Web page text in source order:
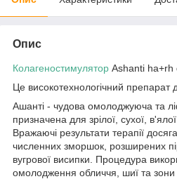
Опис
Колагеностимулятор Ashanti ha+rh
Це високотехнологічний препарат
Ашанті - чудова омолоджуюча та
призначена для зрілої, сухої,
Вражаючі результати терапії
численних зморшок, розширених
вугрової висипки. Процедура
омолодження обличчя, шиї та зони